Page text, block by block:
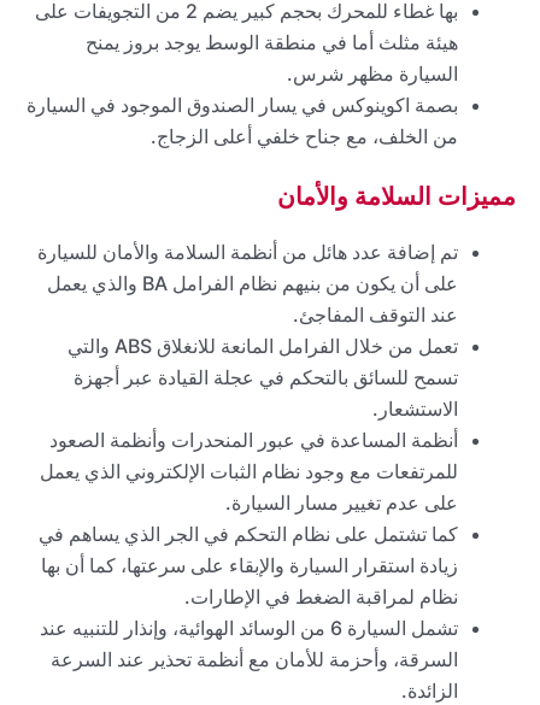
بها غطاء للمحرك بحجم كبير يضم 2 من التجويفات على
هيئة مثلث أما في منطقة الوسط يوجد بروز يمنح
السيارة مظهر شرس.
بصمة اكوينوكس في يسار الصندوق الموجود في السيارة
من الخلف، مع جناح خلفي أعلى الزجاج.
مميزات السلامة والأمان
تم إضافة عدد هائل من أنظمة السلامة والأمان للسيارة
على أن يكون من بنيهم نظام الفرامل BA والذي يعمل
عند التوقف المفاجئ.
تعمل من خلال الفرامل المانعة للانغلاق ABS والتي
تسمح للسائق بالتحكم في عجلة القيادة عبر أجهزة
الاستشعار.
أنظمة المساعدة في عبور المنحدرات وأنظمة الصعود
للمرتفعات مع وجود نظام الثبات الإلكتروني الذي يعمل
على عدم تغيير مسار السيارة.
كما تشتمل على نظام التحكم في الجر الذي يساهم في
زيادة استقرار السيارة والإبقاء على سرعتها، كما أن بها
نظام لمراقبة الضغط في الإطارات.
تشمل السيارة 6 من الوسائد الهوائية، وإنذار للتنبيه عند
السرقة، وأحزمة للأمان مع أنظمة تحذير عند السرعة
الزائدة.